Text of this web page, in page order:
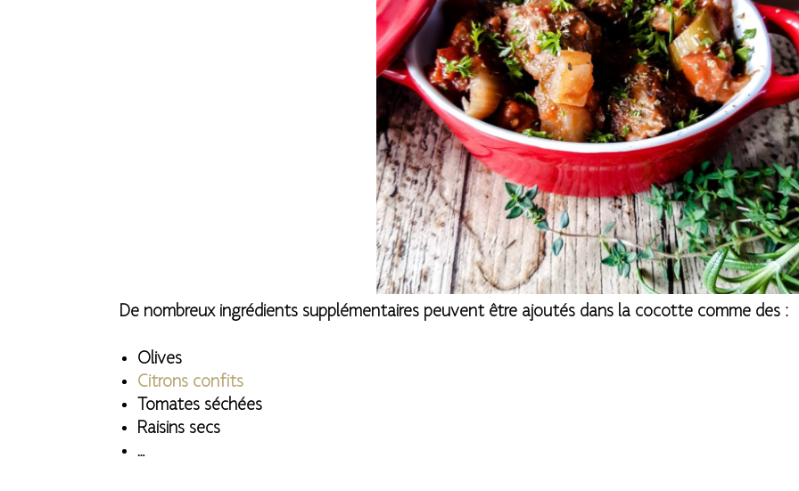
De nombreux ingrédients supplémentaires peuvent être ajoutés dans la cocotte comme des :
Olives
Citrons confits
Tomates séchées
Raisins secs
…